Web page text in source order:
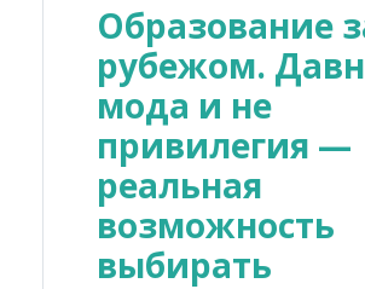
Образование
рубежом.
мода и не
привилегия —
реальная
возможность
выбирать